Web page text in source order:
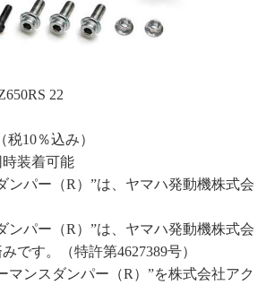
22
税10％込み）
装着可能
ンパー（R）”は、ヤマハ発動機株式会
ンパー（R）”は、ヤマハ発動機株式会
です。（特許第4627389号）
ンスダンパー（R）”を株式会社アク